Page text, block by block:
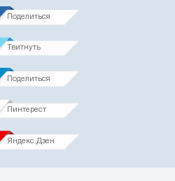
Поделиться
Твитнуть
Поделиться
Пинтерест
Яндекс.Дзен